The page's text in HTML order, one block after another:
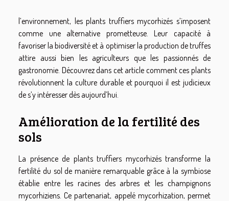
l’environnement, les plants truffiers mycorhizés s’imposent
comme une alternative prometteuse. Leur capacité à
favoriser la biodiversité et à optimiser la production de truffes
attire aussi bien les agriculteurs que les passionnés de
gastronomie. Découvrez dans cet article comment ces plants
révolutionnent la culture durable et pourquoi il est judicieux
de s’y intéresser dès aujourd’hui.
Amélioration de la fertilité des
sols
La présence de plants truffiers mycorhizés transforme la
fertilité du sol de manière remarquable grâce à la symbiose
établie entre les racines des arbres et les champignons
mycorhiziens. Ce partenariat, appelé mycorhization, permet